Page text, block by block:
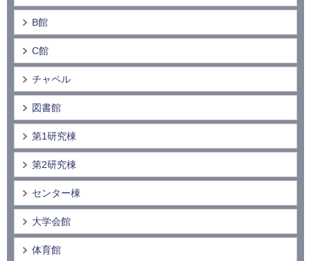
B館
C館
チャペル
図書館
第1研究棟
第2研究棟
センター棟
大学会館
体育館